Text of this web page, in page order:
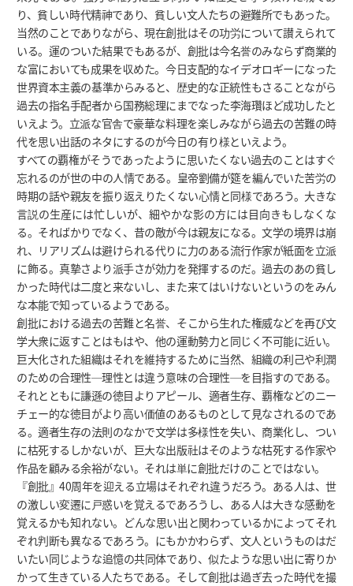
り、貧しい時代精神であり、貧しい文人たちの避難所でもあった。
当然のことでありながら、現在創批はその功労について讃えられて
いる。運のついた結果でもあるが、創批は今名誉のみならず商業的
な富においても成果を収めた。今日支配的なイデオロギーになった
世界資本主義の基準からみると、歴史的な正統性もさることながら
過去の指名手配者から国務総理にまでなった李海瓚ほど成功したと
いえよう。立派な官舎で豪華な料理を楽しみながら過去の苦難の時
代を思い出話のネタにするのが今日の有り様といえよう。
すべての覇権がそうであったように思いたくない過去のことはすぐ
忘れるのが世の中の人情である。皇帝劉備が筵を編んでいた苦労の
時期の話や親友を振り返えりたくない心情と同様であろう。大きな
言説の生産には忙しいが、細やかな影の方には目向きもしなくな
る。そればかりでなく、昔の敵が今は親友になる。文学の境界は崩
れ、リアリズムは避けられる代りに力のある流行作家が紙面を立派
に飾る。真摯さより派手さが効力を発揮するのだ。過去のあの貧し
かった時代は二度と来ないし、また来てはいけないというのをみん
な本能で知っているようである。
創批における過去の苦難と名誉、そこから生れた権威などを再び文
学大衆に返すことはもはや、他の運動勢力と同じく不可能に近い。
巨大化された組織はそれを維持するために当然、組織の利己や利潤
のための合理性─理性とは違う意味の合理性─を目指すのである。
それとともに謙遜の徳目よりアピール、適者生存、覇権などのニー
チェー的な徳目がより高い価値のあるものとして見なされるのであ
る。適者生存の法則のなかで文学は多様性を失い、商業化し、つい
に枯死するしかないが、巨大な出版社はそのような枯死する作家や
作品を顧みる余裕がない。それは単に創批だけのことではない。
『創批』40周年を迎える立場はそれぞれ違うだろう。ある人は、世
の激しい変遷に戸惑いを覚えるであろうし、ある人は大きな感動を
覚えるかも知れない。どんな思い出と関わっているかによってそれ
ぞれ判断も異なるであろう。にもかかわらず、文人というものはだ
いたい同じような追憶の共同体であり、似たような思い出に寄りか
かって生きている人たちである。そして創批は過ぎ去った時代を撮